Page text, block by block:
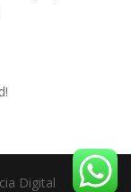
Digital